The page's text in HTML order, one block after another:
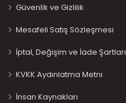
Güvenlik ve Gizlilik
Mesafeli Satış Sözleşmesi
İptal, Değişim ve İade Şartları
KVKK Aydınlatma Metni
İnsan Kaynakları